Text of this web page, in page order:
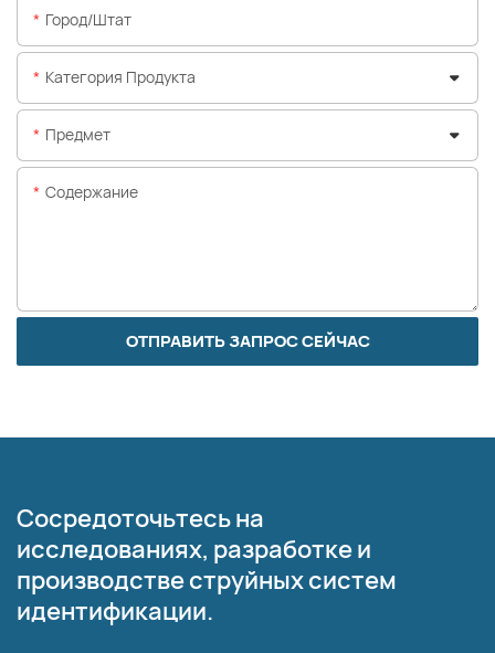
Город/штат
Категория Продукта
Предмет
Содержание
ОТПРАВИТЬ ЗАПРОС СЕЙЧАС
Сосредоточьтесь на
исследованиях, разработке и
производстве струйных систем
идентификации.